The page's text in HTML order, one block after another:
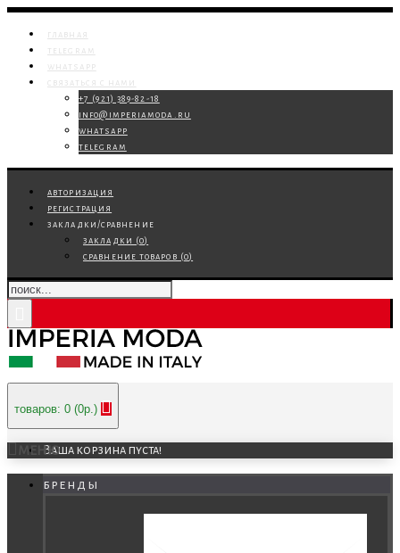
главная
telegram
whatsapp
связаться с нами
+7 (921) 389-82-18
info@imperiamoda.ru
whatsapp
telegram
авторизация
регистрация
закладки/сравнение
закладки (0)
сравнение товаров (0)
товаров: 0 (0р.)
Ваша корзина пуста!
МЕНЮ
бренды